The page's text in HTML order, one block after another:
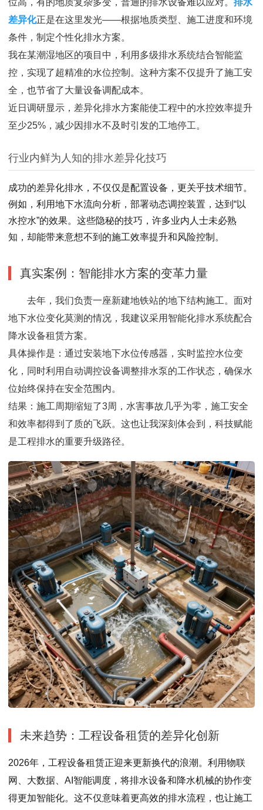
位高，有的地质复杂多变，普通的排水设备难以应对。 排水
差异化正是在这里发光——根据地质类型、施工进度和环境
条件，制定个性化排水方案。
我在某潮湿地区的项目中，利用多级排水系统结合智能监
控，实现了超精准的水位控制。这种方案不仅提升了施工安
全，也节省了大量设备调配成本。
近日调研显示，差异化排水方案能使工程中的水控效率提升
至少25%，减少因排水不及时引发的工地停工。
行业内鲜为人知的排水差异化技巧
成功的差异化排水，不仅仅是配置设备，更关乎技术细节。
例如，利用地下水流向分析，部署动态调控装置，达到“以
水控水”的效果。这些隐秘的技巧，许多业内人士未必熟
知，却能带来意想不到的施工效率提升和风险控制。
真实案例：智能排水方案的变革力量
去年，我们负责一座新建地铁站的地下结构施工。面对
地下水位变化莫测的情况，我建议采用智能化排水系统配合
降水设备租赁方案。
具体操作是：通过安装地下水位传感器，实时监控水位变
化，同时利用自动调控设备调整排水泵的工作状态，确保水
位始终保持在安全范围内。
结果：施工周期缩短了3周，水害事故几乎为零，施工安全
和效率都得到了质的飞跃。这也让我深刻体会到，科技赋能
是工程排水的重要升级路径。
未来趋势：工程设备租赁的差异化创新
2026年，工程设备租赁正迎来更新换代的浪潮。利用物联
网、大数据、AI智能调度，将排水设备和降水机械的协作变
得更加智能化。这不仅意味着更高效的排水流程，也让施工